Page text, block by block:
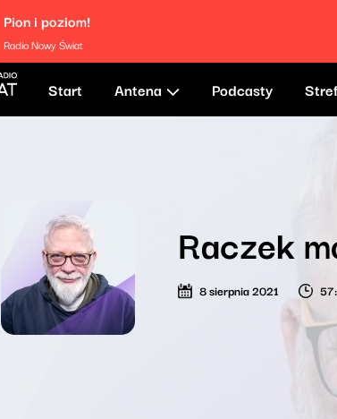
Pion i poziom!
Radio Nowy Świat
Start Antena Podcasty
Raczek
8 sierpnia 2021